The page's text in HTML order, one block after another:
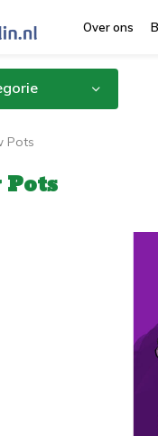
Over ons
Pots